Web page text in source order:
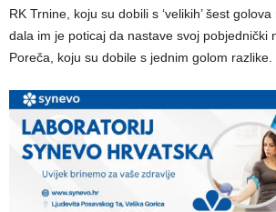
RK Trnine, koju su dobili s ‘velikih’ šest
dala im je poticaj da nastave svoj pobjednički
Poreča, koju su dobile s jednim golom razlike.